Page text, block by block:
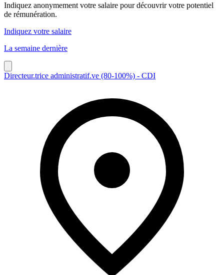
Indiquez anonymement votre salaire pour découvrir votre potentiel
de rémunération.
Indiquez votre salaire
La semaine dernière
Directeur.trice administratif.ve (80-100%) - CDI